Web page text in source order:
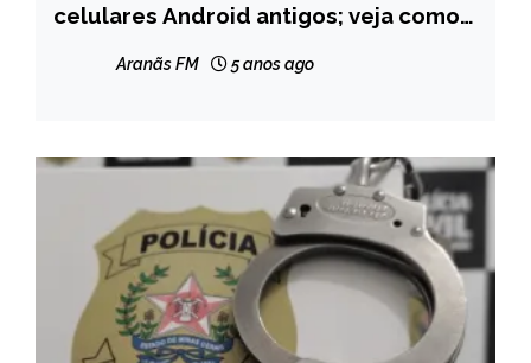
NOTÍCIAS
celulares Android antigos; veja como
Aranãs FM 5 anos ago